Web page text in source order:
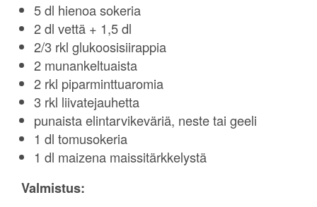
5 dl hienoa sokeria
2 dl vettä + 1,5 dl
2/3 rkl glukoosisiirappia
2 munankeltuaista
2 rkl piparminttuaromia
3 rkl liivatejauhetta
punaista elintarvikeväriä, neste tai geeli
1 dl tomusokeria
1 dl maizena maissitärkkelystä
Valmistus: